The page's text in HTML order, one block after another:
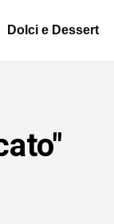
Dolci e Dessert